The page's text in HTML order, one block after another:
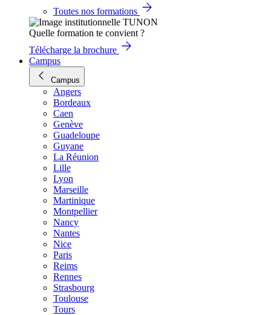
Toutes nos formations
Quelle formation te convient ?
Télécharge la brochure
Campus
Campus
Angers
Bordeaux
Caen
Genève
Guadeloupe
Guyane
La Réunion
Lille
Lyon
Marseille
Martinique
Montpellier
Nancy
Nantes
Nice
Paris
Reims
Rennes
Strasbourg
Toulouse
Tours